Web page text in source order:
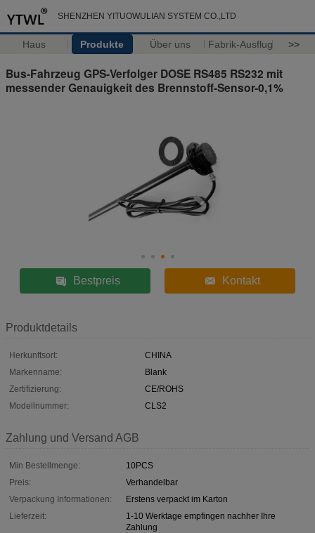
SHENZHEN YITUOWULIAN SYSTEM CO.,LTD
Haus Produkte Über uns Fabrik-Ausflug >>
Bus-Fahrzeug GPS-Verfolger DOSE RS485 RS232 mit
messender Genauigkeit des Brennstoff-Sensor-0,1%
Bestpreis Kontakt
Produktdetails
Herkunftsort:
CHINA
Markenname:
Blank
Zertifizierung:
CE/ROHS
Modellnummer:
CLS2
Zahlung und Versand AGB
Min Bestellmenge:
10PCS
Preis:
Verhandelbar
Verpackung Informationen:
Erstens verpackt im Karton
Lieferzeit:
1-10 Werktage empfingen nachher Ihre
Zahlung